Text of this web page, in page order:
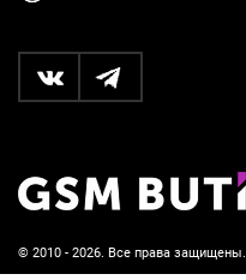
© 2010 - 2026. Все права защищены.